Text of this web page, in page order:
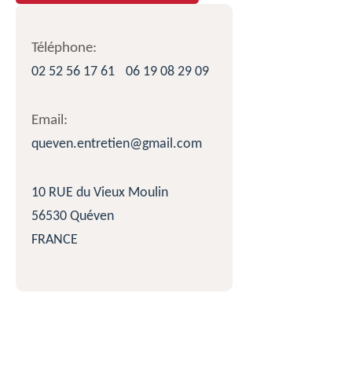
Téléphone:
02 52 56 17 61
06 19 08 29 09
Email:
queven.entretien@gmail.com
10 RUE du Vieux Moulin
56530 Quéven
FRANCE